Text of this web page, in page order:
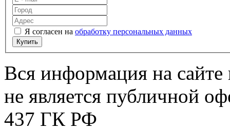
Я согласен на обработку персональных данных
Купить
Вся информация на сайте
не является публичной
437 ГК РФ